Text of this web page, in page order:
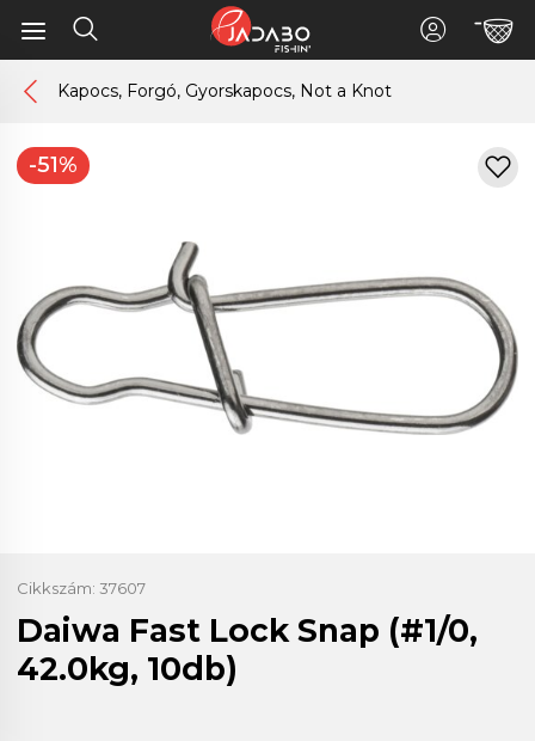
Kapocs, Forgó, Gyorskapocs, Not a Knot
-51%
Cikkszám: 37607
Daiwa Fast Lock Snap (#1/0,
42.0kg, 10db)